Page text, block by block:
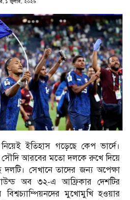
১ জুলাই, ২০২৬
ইতিহাস গড়েছে কেপ ভার্দে।
সৌদি আরবের মতো দলকে রুখে দিয়ে
সেখানে তাদের জন্য অপেক্ষা
অব ৩২-এ আফ্রিকার দেশটির
বিশ্বচ্যাম্পিয়নদের মুখোমুখি হওয়ার